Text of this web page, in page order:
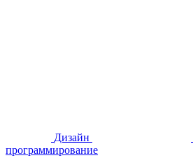
Дизайн
программирование